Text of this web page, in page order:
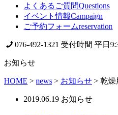
よくあるご質問Questions
イベント情報Campaign
ご予約フォームreservation
076-492-1321 受付時間 平日
お知らせ
HOME > news > お知らせ > 乾燥
2019.06.19 お知らせ